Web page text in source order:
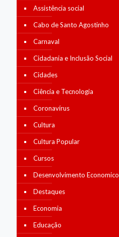
Assistência social
Cabo de Santo Agostinho
Carnaval
Cidadania e Inclusão Social
Cidades
Ciência e Tecnologia
Coronavírus
Cultura
Cultura Popular
Cursos
Desenvolvimento Economico
Destaques
Economia
Educação